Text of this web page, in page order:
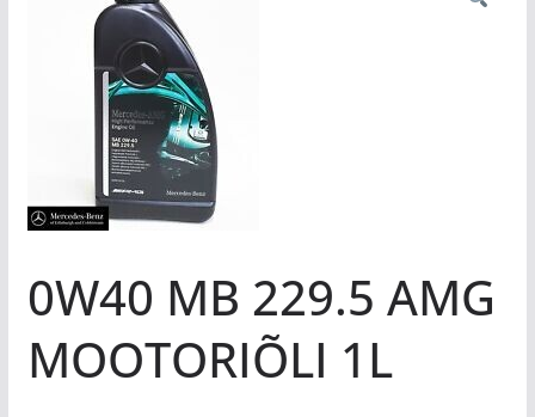
0W40 MB 229.5 AMG
MOOTORIÕLI 1L